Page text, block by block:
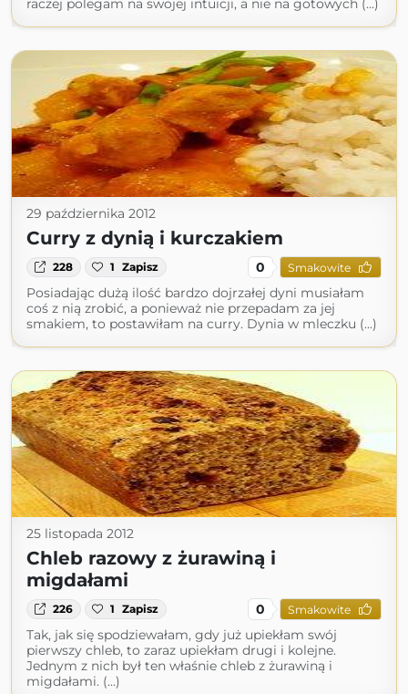
raczej polegam na swojej intuicji, a nie na gotowych (...)
29 października 2012
Curry z dynią i kurczakiem
228 1 Zapisz 0 Smakowite
Posiadając dużą ilość bardzo dojrzałej dyni musiałam
coś z nią zrobić, a ponieważ nie przepadam za jej
smakiem, to postawiłam na curry. Dynia w mleczku (...)
25 listopada 2012
Chleb razowy z żurawiną i
migdałami
226 1 Zapisz 0 Smakowite
Tak, jak się spodziewałam, gdy już upiekłam swój
pierwszy chleb, to zaraz upiekłam drugi i kolejne.
Jednym z nich był ten właśnie chleb z żurawiną i
migdałami. (...)